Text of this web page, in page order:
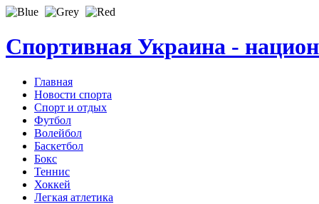
Спортивная Украина -
Главная
Новости спорта
Спорт и отдых
Футбол
Волейбол
Баскетбол
Бокс
Теннис
Хоккей
Легкая атлетика